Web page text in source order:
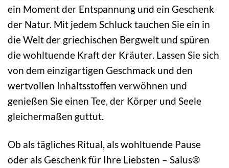
ein Moment der Entspannung und ein Geschenk
der Natur. Mit jedem Schluck tauchen Sie ein in
die Welt der griechischen Bergwelt und spüren
die wohltuende Kraft der Kräuter. Lassen Sie sich
von dem einzigartigen Geschmack und den
wertvollen Inhaltsstoffen verwöhnen und
genießen Sie einen Tee, der Körper und Seele
gleichermaßen guttut.
Ob als tägliches Ritual, als wohltuende Pause
oder als Geschenk für Ihre Liebsten – Salus®